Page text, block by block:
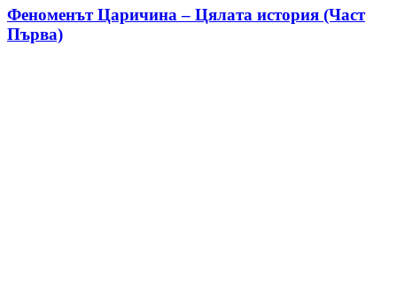
Феноменът Царичина – Цялата история (Част
Първа)